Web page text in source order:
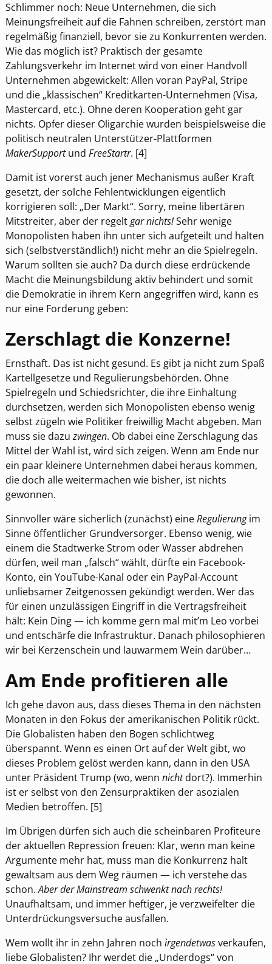
Schlimmer noch: Neue Unternehmen, die sich
Meinungsfreiheit auf die Fahnen schreiben, zerstört man
regelmäßig finanziell, bevor sie zu Konkurrenten werden.
Wie das möglich ist? Praktisch der gesamte
Zahlungsverkehr im Internet wird von einer Handvoll
Unternehmen abgewickelt: Allen voran PayPal, Stripe
und die „klassischen“ Kreditkarten-Unternehmen (Visa,
Mastercard, etc.). Ohne deren Kooperation geht gar
nichts. Opfer dieser Oligarchie wurden beispielsweise die
politisch neutralen Unterstützer-Plattformen
MakerSupportund FreeStartr. [4]
Damit ist vorerst auch jener Mechanismus außer Kraft
gesetzt, der solche Fehlentwicklungen eigentlich
korrigieren soll: „Der Markt“. Sorry, meine libertären
Mitstreiter, aber der regeltgar nichts!Sehr wenige
Monopolisten haben ihn unter sich aufgeteilt und halten
sich (selbstverständlich!) nicht mehr an die Spielregeln.
Warum sollten sie auch? Da durch diese erdrückende
Macht die Meinungsbildung aktiv behindert und somit
die Demokratie in ihrem Kern angegriffen wird, kann es
nur eine Forderung geben:
Zerschlagt die Konzerne!
Ernsthaft. Das ist nicht gesund. Es gibt ja nicht zum Spaß
Kartellgesetze und Regulierungsbehörden. Ohne
Spielregeln und Schiedsrichter, die ihre Einhaltung
durchsetzen, werden sich Monopolisten ebenso wenig
selbst zügeln wie Politiker freiwillig Macht abgeben. Man
muss sie dazuzwingen. Ob dabei eine Zerschlagung das
Mittel der Wahl ist, wird sich zeigen. Wenn am Ende nur
ein paar kleinere Unternehmen dabei heraus kommen,
die doch alle weitermachen wie bisher, ist nichts
gewonnen.
Sinnvoller wäre sicherlich (zunächst) eineRegulierungim
Sinne öffentlicher Grundversorger. Ebenso wenig, wie
einem die Stadtwerke Strom oder Wasser abdrehen
dürfen, weil man „falsch“ wählt, dürfte ein Facebook-
Konto, ein YouTube-Kanal oder ein PayPal-Account
unliebsamer Zeitgenossen gekündigt werden. Wer das
für einen unzulässigen Eingriff in die Vertragsfreiheit
hält: Kein Ding — ich komme gern mal mit’m Leo vorbei
und entschärfe die Infrastruktur. Danach philosophieren
wir bei Kerzenschein und lauwarmem Wein darüber…
Am Ende profitieren alle
Ich gehe davon aus, dass dieses Thema in den nächsten
Monaten in den Fokus der amerikanischen Politik rückt.
Die Globalisten haben den Bogen schlichtweg
überspannt. Wenn es einen Ort auf der Welt gibt, wo
dieses Problem gelöst werden kann, dann in den USA
unter Präsident Trump (wo, wenn nichtdort?). Immerhin
ist er selbst von den Zensurpraktiken der asozialen
Medien betroffen. [5]
Im Übrigen dürfen sich auch die scheinbaren Profiteure
der aktuellen Repression freuen: Klar, wenn man keine
Argumente mehr hat, muss man die Konkurrenz halt
gewaltsam aus dem Weg räumen — ich verstehe das
schon.Aber der Mainstream schwenkt nach rechts!
Unaufhaltsam, und immer heftiger, je verzweifelter die
Unterdrückungsversuche ausfallen.
Wem wollt ihr in zehn Jahren noch irgendetwasverkaufen,
liebe Globalisten? Ihr werdet die „Underdogs“ von